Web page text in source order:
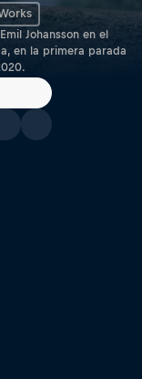
Johansson en el
en la primera parada